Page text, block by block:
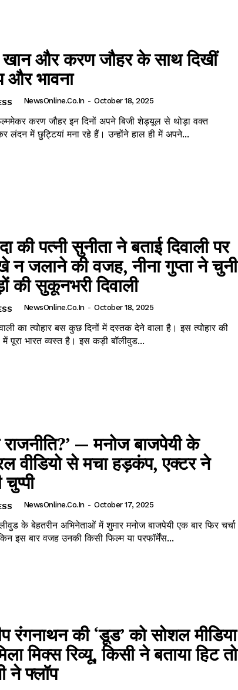
खान और करण जौहर के साथ दिखीं
और भावना
NewsOnline.co.in - October 18, 2025
करण जौहर इन दिनों अपने बिजी शेड्यूल से थोड़ा वक्त
लंदन में छुट्टियां मना रहे हैं। उन्होंने हाल ही में अपने...
की पत्नी सुनीता ने बताई दिवाली पर
न जलाने की वजह, नीना गुप्ता ने चुनी
की सुकूनभरी दिवाली
NewsOnline.co.in - October 18, 2025
का त्योहार बस कुछ दिनों में दस्तक देने वाला है। इस त्योहार की
में पूरा भारत व्यस्त है। इस कड़ी बॉलीवुड...
— मनोज बाजपेयी के
वीडियो से मचा हड़कंप, एक्टर ने
चुप्पी
NewsOnline.co.in - October 17, 2025
के बेहतरीन अभिनेताओं में शुमार मनोज बाजपेयी एक बार फिर चर्चा
इस बार वजह उनकी किसी फिल्म या परफॉर्मेंस...
रंगनाथन की ‘डूड’ को सोशल मीडिया
मिक्स रिव्यू, किसी ने बताया हिट तो
ने फ्लॉप